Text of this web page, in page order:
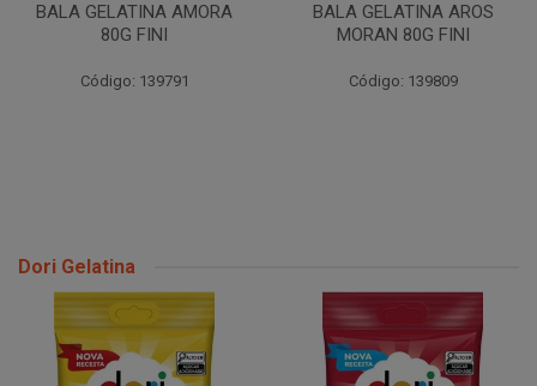
BALA GELATINA AMORA
80G FINI
Código: 139791
BALA GELATINA AROS
MORAN 80G FINI
Código: 139809
Dori Gelatina